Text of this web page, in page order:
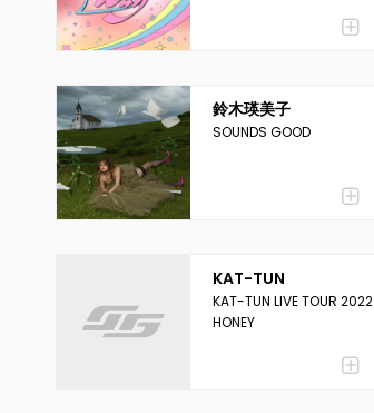
鈴木瑛美子
SOUNDS GOOD
KAT-TUN
KAT-TUN LIVE TOUR 2022
HONEY